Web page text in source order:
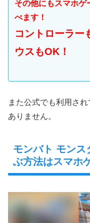
その他にもスマホゲ
べます！
コントローラー
ウスもOK！
また公式でも利用さ
ありません。
モンバト モンス
ぶ方法はスマホ